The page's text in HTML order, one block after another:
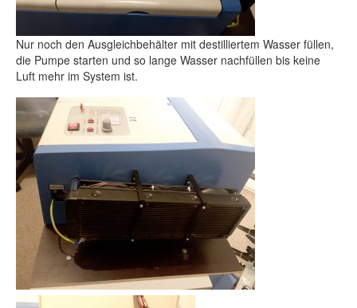
Nur noch den Ausgleichbehälter mit destilliertem Wasser füllen,
die Pumpe starten und so lange Wasser nachfüllen bis keine
Luft mehr im System ist.